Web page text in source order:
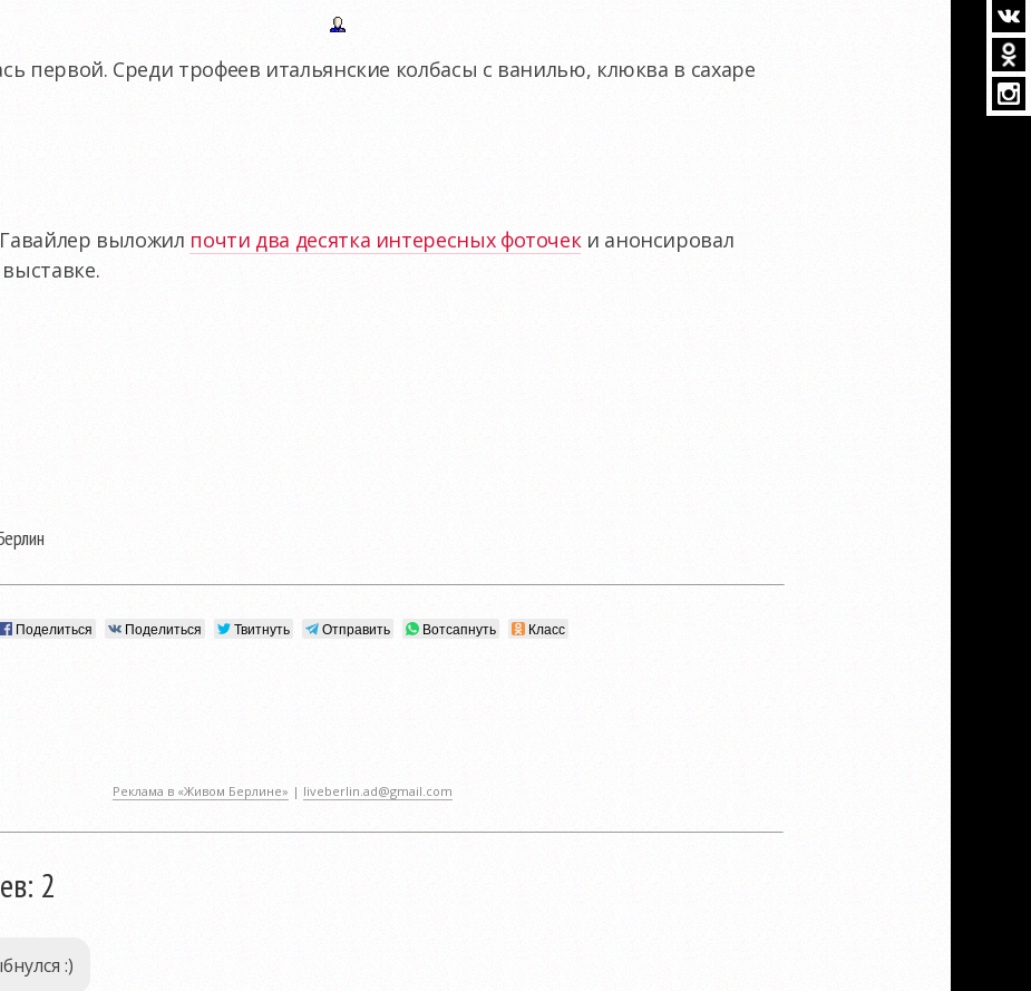
первой. Среди трофеев итальянские колбасы с ванилью, клюква в сахаре
выложил почти два десятка интересных фоточеки анонсировал
Поделиться Поделиться Твитнуть Отправить Вотсапнуть Класс
Реклама в «Живом Берлине» | liveberlin.ad@gmail.com
2
:)